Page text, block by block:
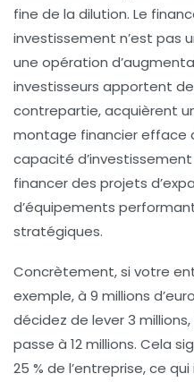
fine de la dilution. Le
investissement n’est pas
une opération
investisseurs apportent
contrepartie, acquièrent
montage financier efface
capacité
financer des projets
d’équipements
stratégiques.
Concrètement, si votre
exemple, à 9 millions
décidez de lever 3
passe à 12 millions. Cela
25 % de l’entreprise, ce